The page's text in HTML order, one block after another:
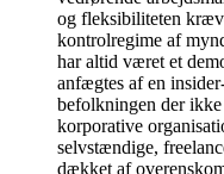
og fleksibiliteten
kontrolregime af
har altid været et
anfægtes af en
befolkningen der
korporative
selvstændige,
dækket af